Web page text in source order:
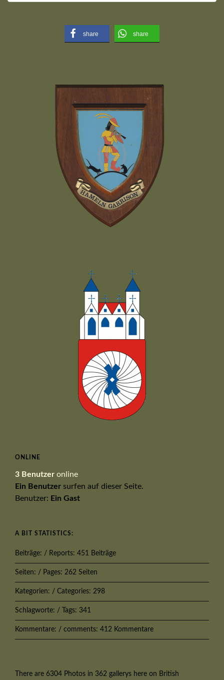
share share
ONLINE
3 Benutzer online
Ein Benutzer surfen auf dieser Seite.
Benutzer: Ein Gast
A BIT STATISTICS:
Beiträge: / Reports: 451 Beiträge
Seiten: / Pages: 262 Seiten
Kategorien: / Categories: 298
Schlagworte: / Tags: 341
Kommentare: / comments: 412 Kommentare
There are 6304 Photos in 362 gallerys here on British